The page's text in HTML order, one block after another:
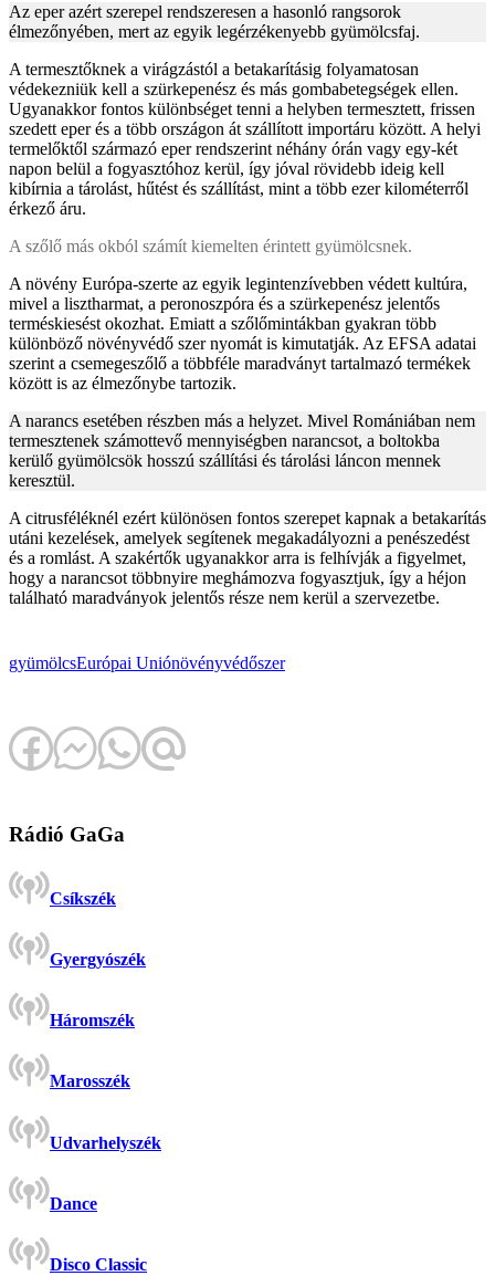
Az eper azért szerepel rendszeresen a hasonló rangsorok
élmezőnyében, mert az egyik legérzékenyebb gyümölcsfaj.
A termesztőknek a virágzástól a betakarításig folyamatosan
védekezniük kell a szürkepenész és más gombabetegségek ellen.
Ugyanakkor fontos különbséget tenni a helyben termesztett, frissen
szedett eper és a több országon át szállított importáru között. A helyi
termelőktől származó eper rendszerint néhány órán vagy egy-két
napon belül a fogyasztóhoz kerül, így jóval rövidebb ideig kell
kibírnia a tárolást, hűtést és szállítást, mint a több ezer kilométerről
érkező áru.
A szőlő más okból számít kiemelten érintett gyümölcsnek.
A növény Európa-szerte az egyik legintenzívebben védett kultúra,
mivel a lisztharmat, a peronoszpóra és a szürkepenész jelentős
terméskiesést okozhat. Emiatt a szőlőmintákban gyakran több
különböző növényvédő szer nyomát is kimutatják. Az EFSA adatai
szerint a csemegeszőlő a többféle maradványt tartalmazó termékek
között is az élmezőnybe tartozik.
A narancs esetében részben más a helyzet. Mivel Romániában nem
termesztenek számottevő mennyiségben narancsot, a boltokba
kerülő gyümölcsök hosszú szállítási és tárolási láncon mennek
keresztül.
A citrusféléknél ezért különösen fontos szerepet kapnak a betakarítás
utáni kezelések, amelyek segítenek megakadályozni a penészedést
és a romlást. A szakértők ugyanakkor arra is felhívják a figyelmet,
hogy a narancsot többnyire meghámozva fogyasztjuk, így a héjon
található maradványok jelentős része nem kerül a szervezetbe.
gyümölcsEurópai Uniónövényvédőszer
Rádió GaGa
Csíkszék
Gyergyószék
Háromszék
Marosszék
Udvarhelyszék
Dance
Disco Classic